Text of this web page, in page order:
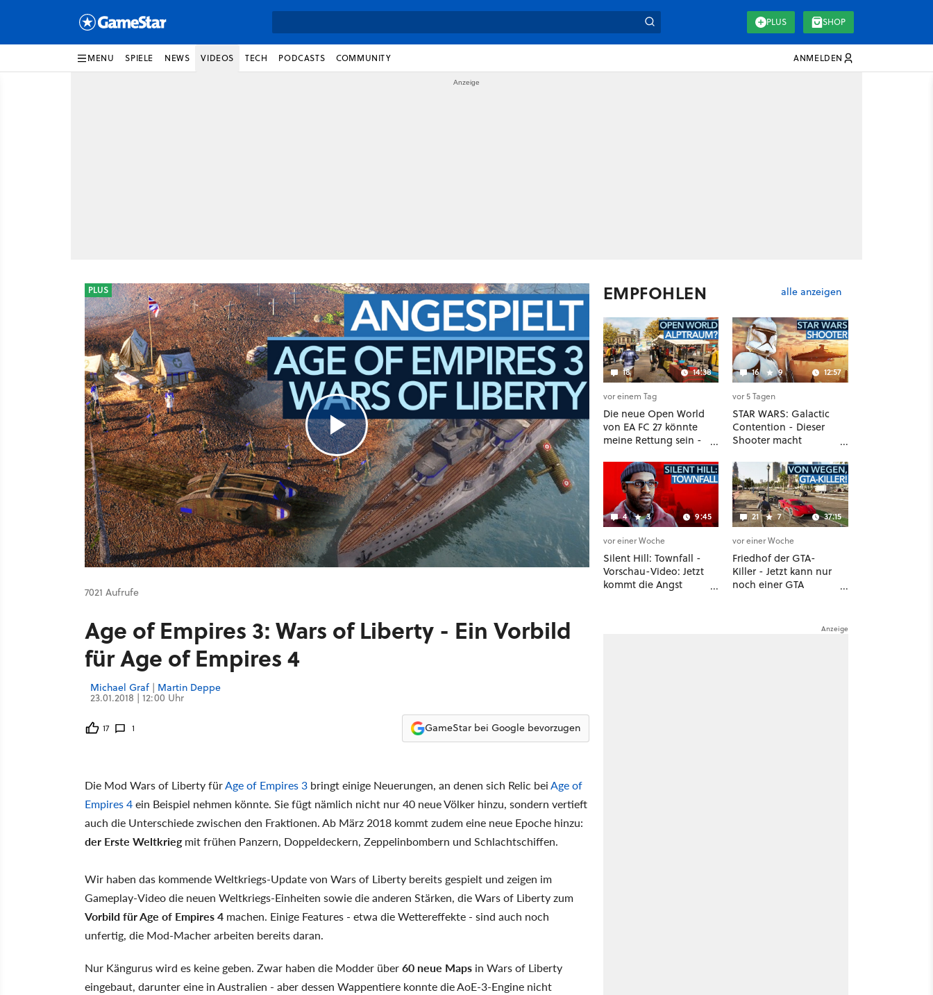
PLUS SHOP
MENU SPIELE NEWS VIDEOS TECH PODCASTS COMMUNITY ANMELDEN
PLUS
7021 Aufrufe
Age of Empires 3: Wars of Liberty - Ein Vorbild
für Age of Empires 4
Michael Graf | Martin Deppe
23.01.2018 | 12:00 Uhr
17 1 GameStar bei Google bevorzugen
Die Mod Wars of Liberty fürAge of Empires 3 bringt einige Neuerungen, an denen sich Relic beiAge of
Empires 4ein Beispiel nehmen könnte. Sie fügt nämlich nicht nur 40 neue Völker hinzu, sondern vertieft
auch die Unterschiede zwischen den Fraktionen. Ab März 2018 kommt zudem eine neue Epoche hinzu:
der Erste Weltkriegmit frühen Panzern, Doppeldeckern, Zeppelinbombern und Schlachtschiffen.
Wir haben das kommende Weltkriegs-Update von Wars of Liberty bereits gespielt und zeigen im
Gameplay-Video die neuen Weltkriegs-Einheiten sowie die anderen Stärken, die Wars of Liberty zum
Vorbild für Age of Empires 4 machen. Einige Features - etwa die Wettereffekte - sind auch noch
unfertig, die Mod-Macher arbeiten bereits daran.
Nur Kängurus wird es keine geben. Zwar haben die Modder über60 neue Maps in Wars of Liberty
eingebaut, darunter eine in Australien - aber dessen Wappentiere konnte die AoE-3-Engine nicht
EMPFOHLEN alle anzeigen
18 14:38
vor einem Tag
Die neue Open World
von EA FC 27 könnte
meine Rettung sein -
Hölle!
16 9 12:57
vor 5 Tagen
STAR WARS: Galactic
Contention - Dieser
Shooter macht
Traum wahr!
4 3 9:45
vor einer Woche
Silent Hill: Townfall -
Vorschau-Video: Jetzt
kommt die Angst
21 7 37:15
vor einer Woche
Friedhof der GTA-
Killer - Jetzt kann nur
noch einer GTA